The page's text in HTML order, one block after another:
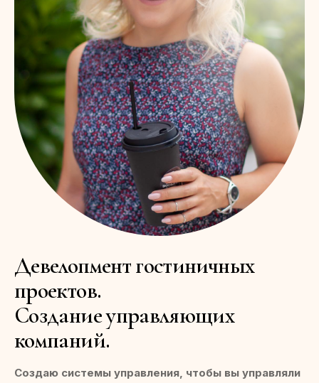
Девелопмент гостиничных
проектов.
Создание управляющих
компаний.
Создаю системы управления, чтобы вы управляли